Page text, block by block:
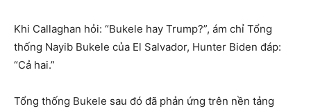
Khi Callaghan hỏi: “Bukele hay Trump?”, ám chỉ Tổng
thống Nayib Bukele của El Salvador, Hunter Biden đáp:
“Cả hai.”
Tổng thống Bukele sau đó đã phản ứng trên nền tảng